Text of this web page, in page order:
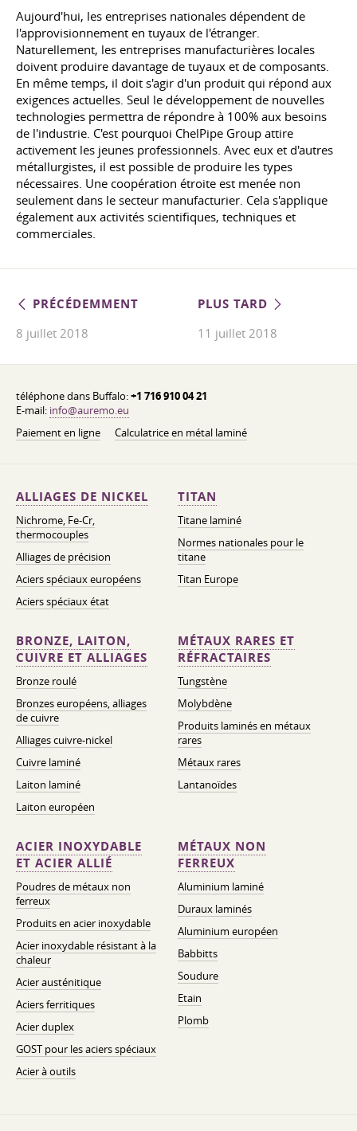
Aujourd'hui, les entreprises nationales dépendent de
l'approvisionnement en tuyaux de l'étranger.
Naturellement, les entreprises manufacturières locales
doivent produire davantage de tuyaux et de composants.
En même temps, il doit s'agir d'un produit qui répond aux
exigences actuelles. Seul le développement de nouvelles
technologies permettra de répondre à 100% aux besoins
de l'industrie. C'est pourquoi ChelPipe Group attire
activement les jeunes professionnels. Avec eux et d'autres
métallurgistes, il est possible de produire les types
nécessaires. Une coopération étroite est menée non
seulement dans le secteur manufacturier. Cela s'applique
également aux activités scientifiques, techniques et
commerciales.
PRÉCÉDEMMENT
8 juillet 2018
PLUS TARD
11 juillet 2018
téléphone dans Buffalo:+1 716 910 04 21
E-mail: info@auremo.eu
Paiement en ligne
Calculatrice en métal laminé
ALLIAGES DE NICKEL
Nichrome, Fe-Cr,
thermocouples
Alliages de précision
Aciers spéciaux européens
Aciers spéciaux état
TITAN
Titane laminé
Normes nationales pour le
titane
Titan Europe
BRONZE, LAITON,
CUIVRE ET ALLIAGES
Bronze roulé
Bronzes européens, alliages
de cuivre
Alliages cuivre-nickel
Cuivre laminé
Laiton laminé
Laiton européen
MÉTAUX RARES ET
RÉFRACTAIRES
Tungstène
Molybdène
Produits laminés en métaux
rares
Métaux rares
Lantanoïdes
ACIER INOXYDABLE
ET ACIER ALLIÉ
Poudres de métaux non
ferreux
Produits en acier inoxydable
Acier inoxydable résistant à la
chaleur
Acier austénitique
Aciers ferritiques
Acier duplex
GOST pour les aciers spéciaux
Acier à outils
MÉTAUX NON
FERREUX
Aluminium laminé
Duraux laminés
Aluminium européen
Babbitts
Soudure
Etain
Plomb